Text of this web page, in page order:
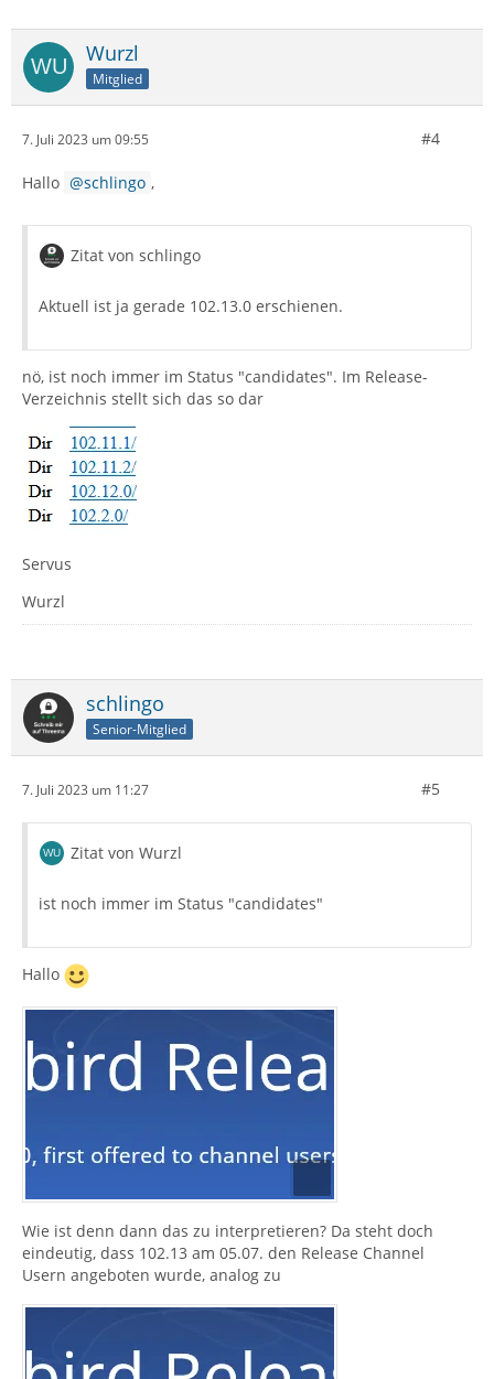
Wurzl
Mitglied
7. Juli 2023 um 09:55 #4
Hallo schlingo ,
Zitat von schlingo
Aktuell ist ja gerade 102.13.0 erschienen.
nö, ist noch immer im Status "candidates". Im Release-
Verzeichnis stellt sich das so dar
Servus
Wurzl
schlingo
Senior-Mitglied
7. Juli 2023 um 11:27 #5
Zitat von Wurzl
ist noch immer im Status "candidates"
Hallo
Wie ist denn dann das zu interpretieren? Da steht doch
eindeutig, dass 102.13 am 05.07. den Release Channel
Usern angeboten wurde, analog zu